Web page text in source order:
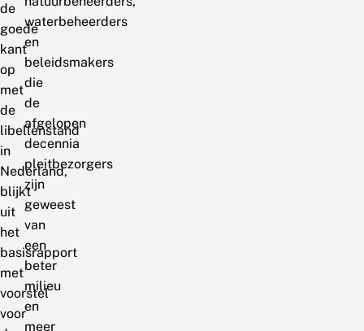
de
goede
kant
op
met
de
libellenstand
in
Nederland,
blijkt
uit
het
basisrapport
met
voorstel
voor
waterbeheerders
en
beleidsmakers
die
de
afgelopen
decennia
pleitbezorgers
zijn
geweest
van
een
beter
milieu
en
meer